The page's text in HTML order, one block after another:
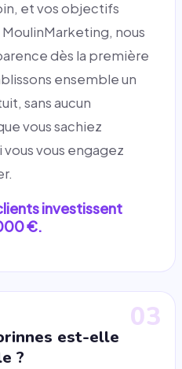
et vos objectifs
nous
dès la première
ensemble un
sans aucun
vous sachiez
vous engagez
investissent
€.
03
est-elle
?